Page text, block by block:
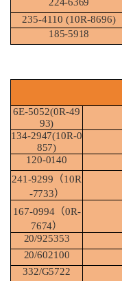
235-4110 (10R-8696)
185-5918
6E-5052(0R-49
93)
134-2947(10R-0
857)
120-0140
241-9299（10R
-7733）
167-0994（0R-
7674）
20/925353
20/602100
332/G5722